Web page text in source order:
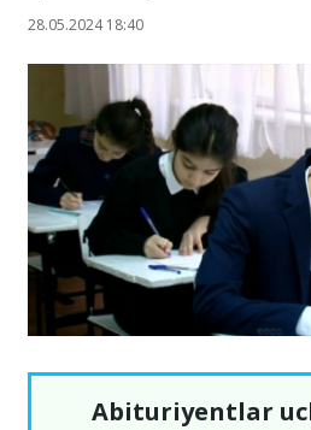
28.05.2024 18:40
Abituriyentlar